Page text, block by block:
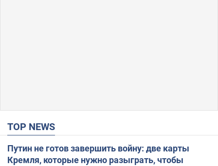
TOP NEWS
Путин не готов завершить войну: две карты
Кремля, которые нужно разыграть, чтобы